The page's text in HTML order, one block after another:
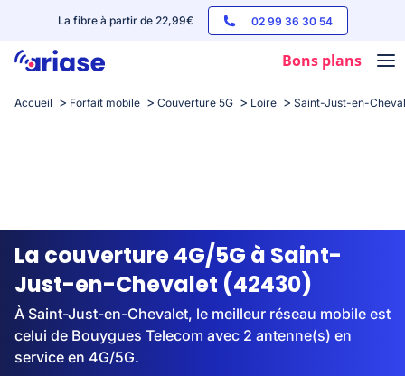
La fibre à partir de 22,99€ 02 99 36 30 54
Bons plans
Box internet
Streaming
Accueil Forfait mobile Couverture 5G Loire Saint-Just-en-
La couverture 4G/5G à Saint-
Just-en-Chevalet (42430)
À Saint-Just-en-Chevalet, le meilleur réseau mobile est
celui de Bouygues Telecom avec 2 antenne(s) en
service en 4G/5G.